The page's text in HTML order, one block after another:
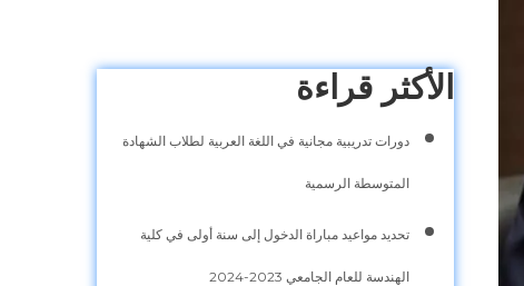
الأكثر قراءة
دورات تدريبية مجانية في اللغة العربية لطلاب الشهادة
المتوسطة الرسمية
تحديد مواعيد مباراة الدخول إلى سنة أولى في كلية
الهندسة للعام الجامعي 2023-2024